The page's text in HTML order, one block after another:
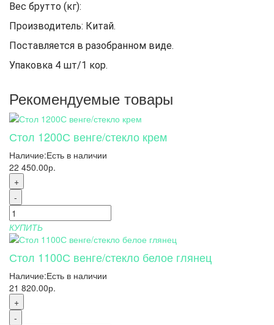
Вес брутто (кг):
Производитель: Китай.
Поставляется в разобранном виде.
Упаковка 4 шт/1 кор.
Рекомендуемые товары
Стол 1200С венге/стекло крем
Наличие:Есть в наличии
22 450.00р.
+
-
КУПИТЬ
Стол 1100С венге/стекло белое глянец
Наличие:Есть в наличии
21 820.00р.
+
-